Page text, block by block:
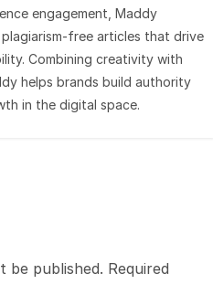
engagement, Maddy
free articles that drive
Combining creativity with
helps brands build authority
in the digital space.
be published. Required